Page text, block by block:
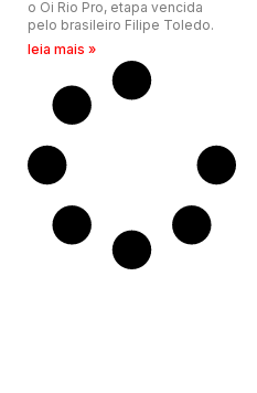
o Oi Rio Pro, etapa vencida
pelo brasileiro Filipe Toledo.
leia mais »